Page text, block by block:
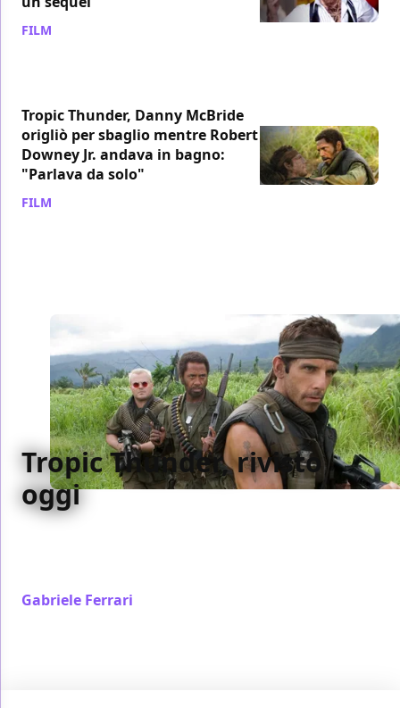
FILM
Tropic Thunder, Danny McBride
origliò per sbaglio mentre Robert
Downey Jr. andava in bagno:
"Parlava da solo"
FILM
Tropic Thunder, rivisto
oggi
Gabriele Ferrari